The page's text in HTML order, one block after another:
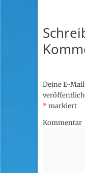
Deine E-
*markiert
Kommentar